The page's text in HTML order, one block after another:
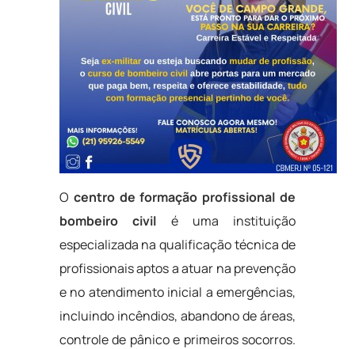
O centro de formação profissional de
bombeiro civil é uma instituição
especializada na qualificação técnica de
profissionais aptos a atuar na prevenção
e no atendimento inicial a emergências,
incluindo incêndios, abandono de áreas,
controle de pânico e primeiros socorros.